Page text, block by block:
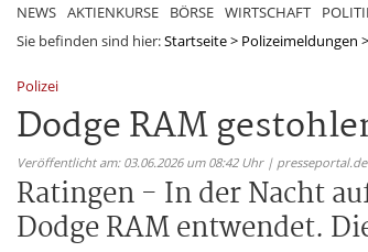
NEWS AKTIENKURSE BÖRSE WIRTSCHAFT
Sie befinden sind hier:Startseite> Polizeimeldungen >
Polizei
Dodge RAM
Veröffentlicht am: 03.06.2026 um 08:42 Uhr | presseportal.de
Ratingen - In der Nacht
Dodge RAM entwendet.